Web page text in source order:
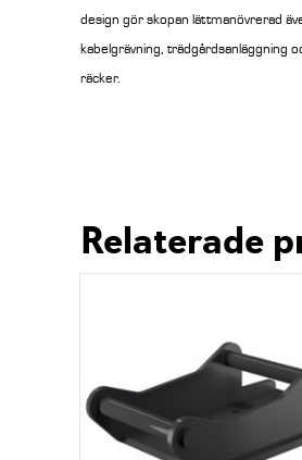
design gör skopan lättmanövrerad
kabelgrävning, trädgårdsanläggning
räcker.
Relaterade